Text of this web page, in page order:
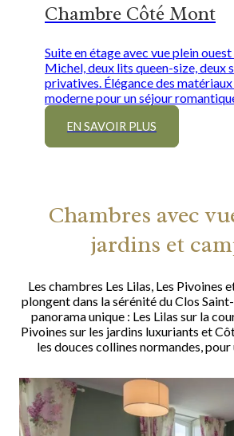
Chambre Côté Mont
Suite en étage avec vue plein
Michel, deux lits queen-size, deux
privatives. Élégance des
moderne pour un séjour
EN SAVOIR PLUS
Chambres avec
jardins et
Les chambres Les Lilas, Les Pivoines
plongent dans la sérénité du Clos
panorama unique : Les Lilas sur la
Pivoines sur les jardins luxuriants et
les douces collines normandes,